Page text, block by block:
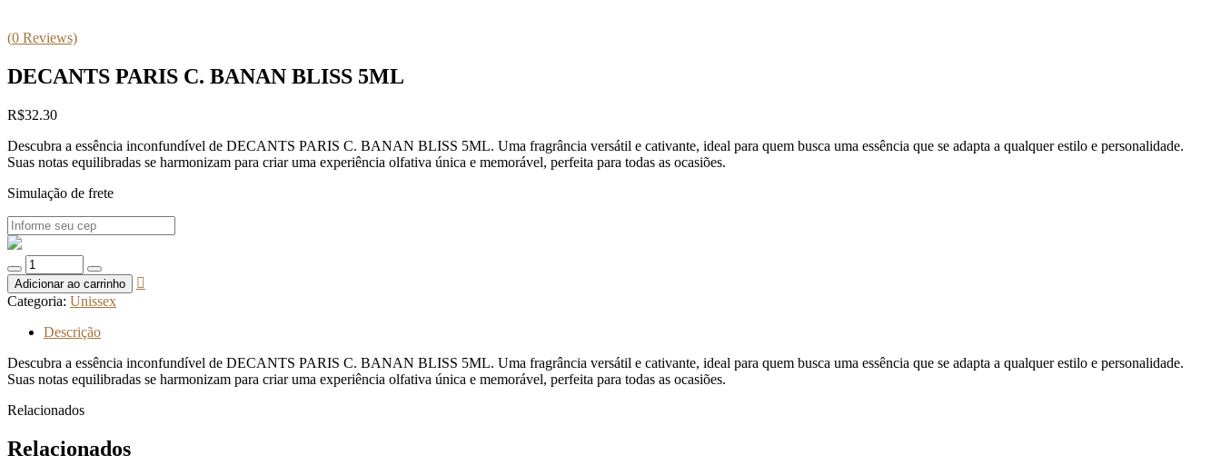
(0 Reviews)
DECANTS PARIS C. BANAN BLISS 5ML
R$32.30
Descubra a essência inconfundível de DECANTS PARIS C. BANAN BLISS 5ML. Uma fragrância versátil e cativante, ideal para quem busca uma essência que se adapta a qualquer estilo e personalidade.
Suas notas equilibradas se harmonizam para criar uma experiência olfativa única e memorável, perfeita para todas as ocasiões.
Simulação de frete
Quantidade
de
DECANTS
PARIS
BANAN
BLISS
5ML
Adicionar ao carrinho
Categoria: Unissex
Descrição
Descubra a essência inconfundível de DECANTS PARIS C. BANAN BLISS 5ML. Uma fragrância versátil e cativante, ideal para quem busca uma essência que se adapta a qualquer estilo e personalidade.
Suas notas equilibradas se harmonizam para criar uma experiência olfativa única e memorável, perfeita para todas as ocasiões.
Relacionados
Relacionados